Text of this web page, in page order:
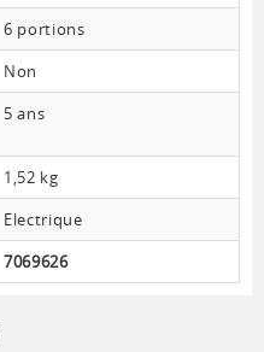
6 portions
Non
5 ans
1,52 kg
Electrique
7069626